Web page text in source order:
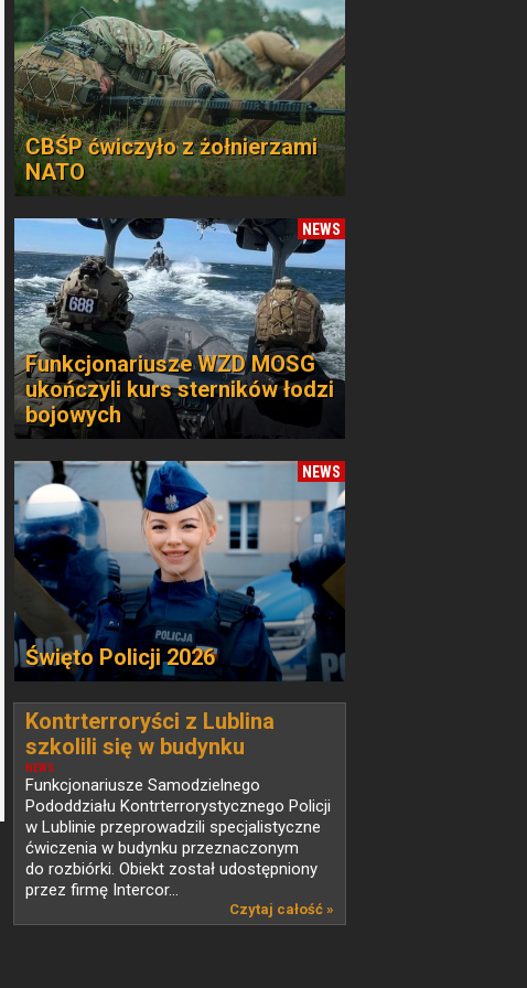
CBŚP ćwiczyło z żołnierzami
NATO
NEWS
Funkcjonariusze WZD MOSG
ukończyli kurs sterników łodzi
bojowych
NEWS
Święto Policji 2026
NEWS
Kontrterroryści z Lublina
szkolili się w budynku
przeznaczonym do rozbiórki
Funkcjonariusze Samodzielnego
Pododdziału Kontrterrorystycznego Policji
w Lublinie przeprowadzili specjalistyczne
ćwiczenia w budynku przeznaczonym
do rozbiórki. Obiekt został udostępniony
przez firmę Intercor...
Czytaj całość »